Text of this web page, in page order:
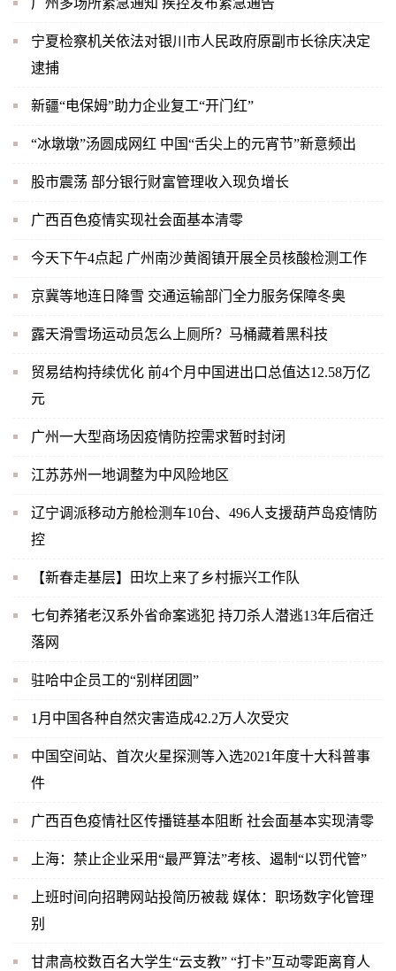
广州多场所紧急通知 疾控发布紧急通告
宁夏检察机关依法对银川市人民政府原副市长徐庆决定
逮捕
新疆“电保姆”助力企业复工“开门红”
“冰墩墩”汤圆成网红 中国“舌尖上的元宵节”新意频出
股市震荡 部分银行财富管理收入现负增长
广西百色疫情实现社会面基本清零
今天下午4点起 广州南沙黄阁镇开展全员核酸检测工作
京冀等地连日降雪 交通运输部门全力服务保障冬奥
露天滑雪场运动员怎么上厕所？马桶藏着黑科技
贸易结构持续优化 前4个月中国进出口总值达12.58万亿
元
广州一大型商场因疫情防控需求暂时封闭
江苏苏州一地调整为中风险地区
辽宁调派移动方舱检测车10台、496人支援葫芦岛疫情防
控
【新春走基层】田坎上来了乡村振兴工作队
七旬养猪老汉系外省命案逃犯 持刀杀人潜逃13年后宿迁
落网
驻哈中企员工的“别样团圆”
1月中国各种自然灾害造成42.2万人次受灾
中国空间站、首次火星探测等入选2021年度十大科普事
件
广西百色疫情社区传播链基本阻断 社会面基本实现清零
上海：禁止企业采用“最严算法”考核、遏制“以罚代管”
上班时间向招聘网站投简历被裁 媒体：职场数字化管理
别
甘肃高校数百名大学生“云支教” “打卡”互动零距离育人